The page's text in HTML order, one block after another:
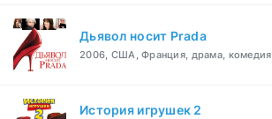
Дьявол носит Prada
2006, США, Франция, драма, комедия
История игрушек 2